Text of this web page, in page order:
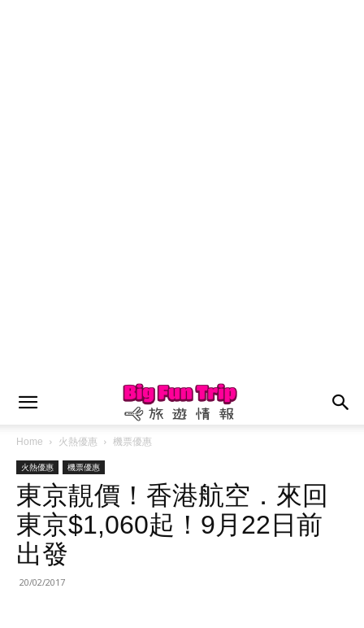
Home 火熱優惠 機票優惠
火熱優惠 機票優惠
東京靚價！香港航空．來回
東京$1,060起！9月22日前
出發
20/02/2017